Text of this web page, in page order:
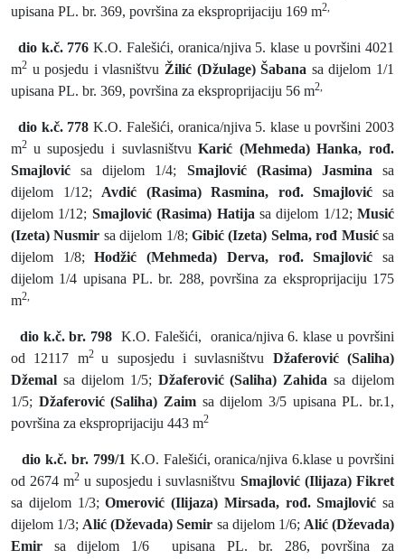
upisana PL. br. 369, površina za eksproprijaciju 169 m2,
dio k.č. 776K.O. Falešići, oranica/njiva 5. klase u površini 4021
m2 u posjedu i vlasništvu Žilić (Džulage) Šabana sa dijelom 1/1
upisana PL. br. 369, površina za eksproprijaciju 56 m2,
dio k.č. 778K.O. Falešići, oranica/njiva 5. klase u površini 2003
m2 u suposjedu i suvlasništvuKarić (Mehmeda) Hanka, rođ.
Smajlovićsa dijelom 1/4; Smajlović (Rasima) Jasminasa
dijelom 1/12; Avdić (Rasima) Rasmina, rođ. Smajlovićsa
dijelom 1/12; Smajlović (Rasima) Hatija sa dijelom 1/12; Musić
(Izeta) Nusmir sa dijelom 1/8;Gibić (Izeta) Selma, rođ Musićsa
dijelom 1/8;Hodžić (Mehmeda) Derva, rođ. Smajlovićsa
dijelom 1/4 upisana PL. br. 288, površina za eksproprijaciju 175
m2,
dio k.č. br. 798 K.O. Falešići,
oranica/njiva 6. klase u površini
od 12117 m2u suposjedu i suvlasništvu Džaferović (Saliha)
Džemal sa dijelom 1/5; Džaferović (Saliha) Zahidasa dijelom
1/5; Džaferović (Saliha) Zaim sa dijelom 3/5 upisana PL. br.1,
površina za eksproprijaciju 443 m2
dio k.č. br. 799/1 K.O. Falešići, oranica/njiva 6.klase u površini
od 2674 m2 u suposjedu i suvlasništvu Smajlović (Ilijaza) Fikret
sa dijelom 1/3;Omerović (Ilijaza) Mirsada, rođ. Smajlović sa
dijelom 1/3; Alić (Dževada) Semir sa dijelom 1/6; Alić (Dževada)
Emir sa dijelom 1/6 upisana PL. br. 286, površina za